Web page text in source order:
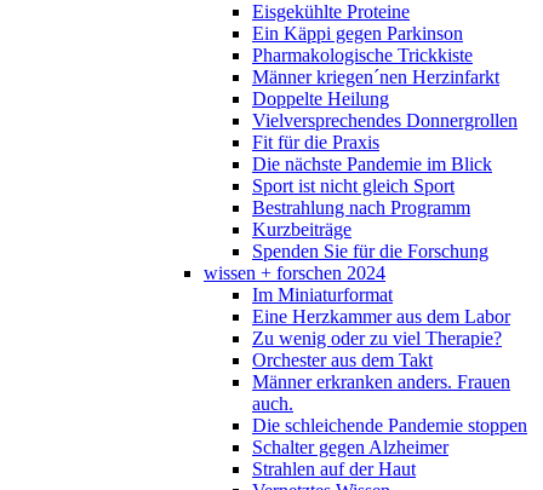
Eisgekühlte Proteine
Ein Käppi gegen Parkinson
Pharmakologische Trickkiste
Männer kriegen´nen Herzinfarkt
Doppelte Heilung
Vielversprechendes Donnergrollen
Fit für die Praxis
Die nächste Pandemie im Blick
Sport ist nicht gleich Sport
Bestrahlung nach Programm
Kurzbeiträge
Spenden Sie für die Forschung
wissen + forschen 2024
Im Miniaturformat
Eine Herzkammer aus dem Labor
Zu wenig oder zu viel Therapie?
Orchester aus dem Takt
Männer erkranken anders. Frauen
auch.
Die schleichende Pandemie stoppen
Schalter gegen Alzheimer
Strahlen auf der Haut